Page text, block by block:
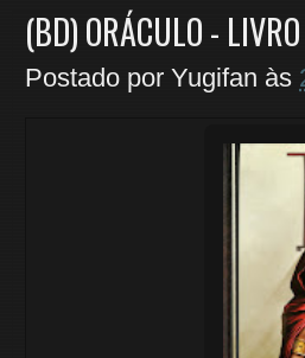
(BD) ORÁCULO -
Postado por Yugifan às